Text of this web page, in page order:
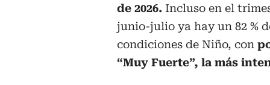
de 2026. Incluso en el
junio-julio ya hay un 82 %
condiciones de Niño, con
“Muy Fuerte”, la más